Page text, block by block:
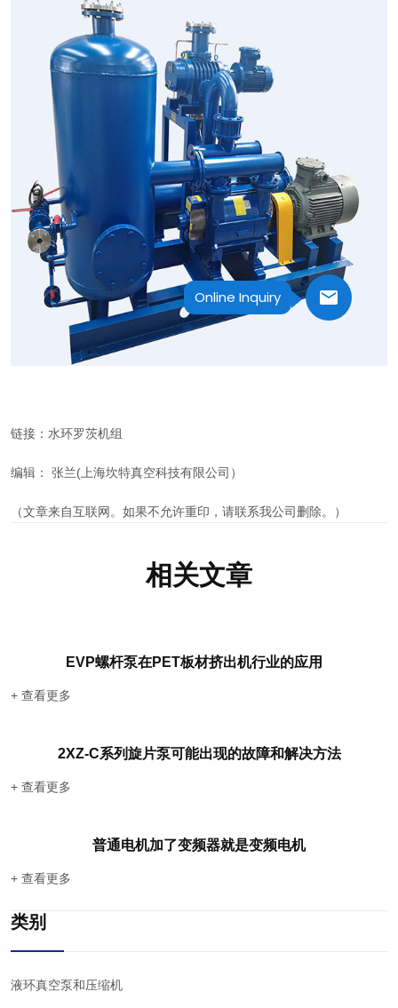
Online Inquiry
链接： 水环罗茨机组
编辑： 张兰(上海坎特真空科技有限公司）
（文章来自互联网。如果不允许重印，请联系我公司删除。）
相关文章
EVP螺杆泵在PET板材挤出机行业的应用
+ 查看更多
2XZ-C系列旋片泵可能出现的故障和解决方法
+ 查看更多
普通电机加了变频器就是变频电机
+ 查看更多
类别
液环真空泵和压缩机